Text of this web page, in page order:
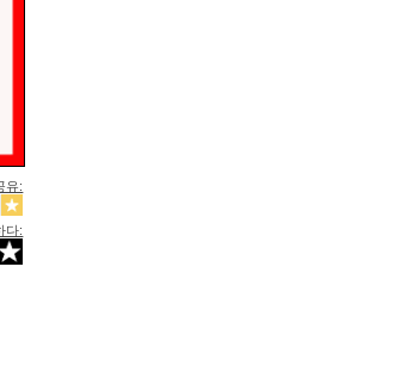
유:
다: